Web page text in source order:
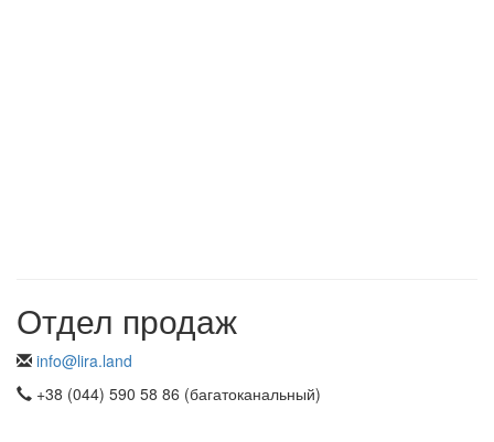
Отдел продаж
info@lira.land
+38 (044) 590 58 86 (багатоканальный)